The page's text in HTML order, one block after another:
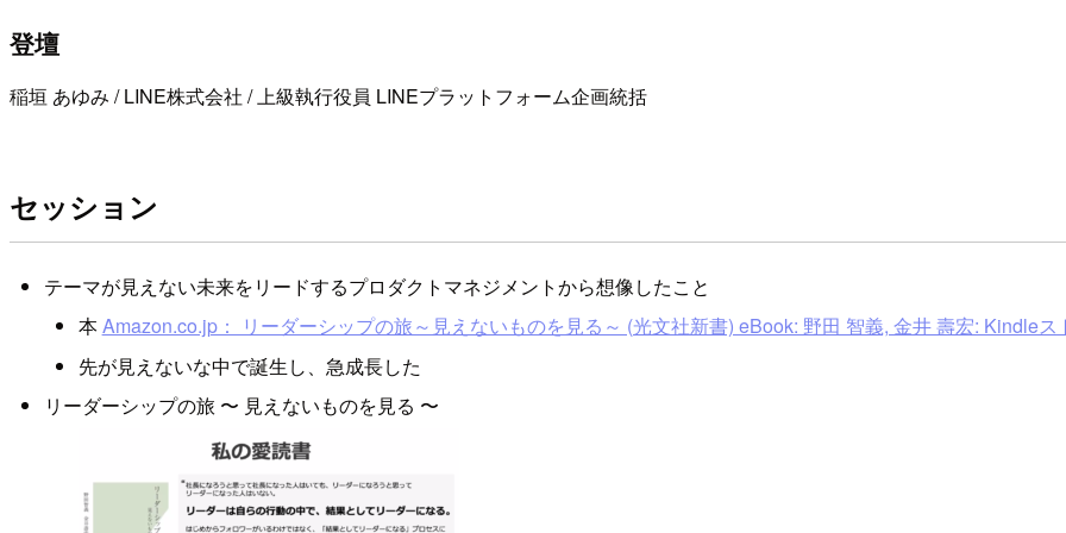
登壇
稲垣 あゆみ / LINE株式会社 / 上級執行役員 LINEプラットフォーム企画統括
セッション
テーマが見えない未来をリードするプロダクトマネジメントから想像したこと
本Amazon.co.jp： リーダーシップの旅～見えないものを見る～ (光文社新書) eBook: 野田 智義, 金井 壽宏: Kindleス
先が見えないな中で誕生し、急成長した
リーダーシップの旅 〜 見えないものを見る 〜